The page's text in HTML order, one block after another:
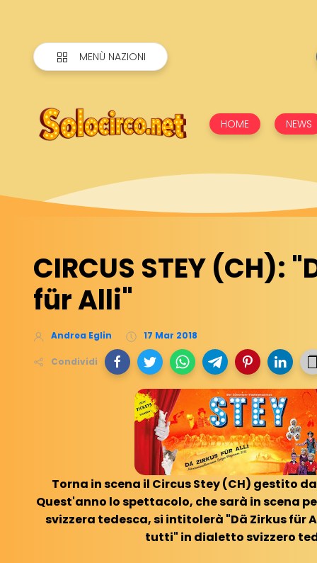
MENÙ NAZIONI
HOME NEWS
CIRCUS STEY (CH):
für Alli"
Andrea Eglin 17 Mar 2018
Condividi
Torna in scena il Circus Stey (CH) gestito
Quest'anno lo spettacolo, che sarà in scena
svizzera tedesca, si intitolerà "Dä Zirkus für
tutti" in dialetto svizzero